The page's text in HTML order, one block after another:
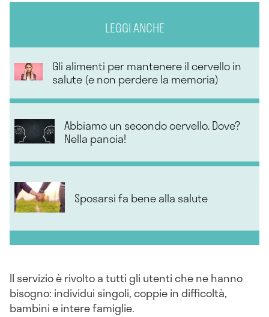
LEGGI ANCHE
Gli alimenti per mantenere il cervello in
salute (e non perdere la memoria)
Abbiamo un secondo cervello. Dove?
Nella pancia!
Sposarsi fa bene alla salute
Il servizio è rivolto a tutti gli utenti che ne hanno
bisogno: individui singoli, coppie in difficoltà,
bambini e intere famiglie.